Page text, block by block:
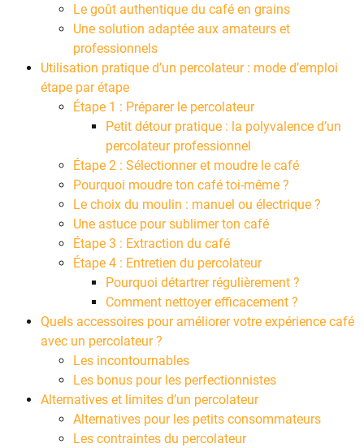
Le goût authentique du café en grains
Une solution adaptée aux amateurs et
professionnels
Utilisation pratique d’un percolateur : mode d’emploi
étape par étape
Étape 1 : Préparer le percolateur
Petit détour pratique : la polyvalence d’un
percolateur professionnel
Étape 2 : Sélectionner et moudre le café
Pourquoi moudre ton café toi-même ?
Le choix du moulin : manuel ou électrique ?
Une astuce pour sublimer ton café
Étape 3 : Extraction du café
Étape 4 : Entretien du percolateur
Pourquoi détartrer régulièrement ?
Comment nettoyer efficacement ?
Quels accessoires pour améliorer votre expérience café
avec un percolateur ?
Les incontournables
Les bonus pour les perfectionnistes
Alternatives et limites d’un percolateur
Alternatives pour les petits consommateurs
Les contraintes du percolateur